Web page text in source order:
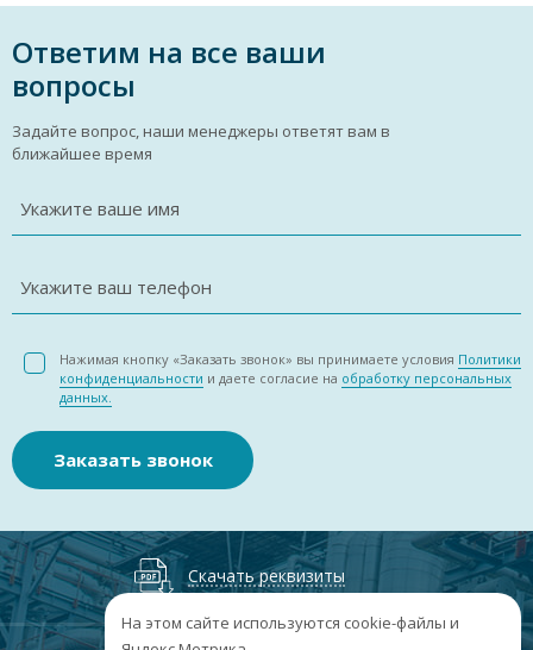
Ответим на все ваши
вопросы
Задайте вопрос, наши менеджеры ответят вам в
ближайшее время
Укажите ваше имя
Укажите ваш телефон
Нажимая кнопку «Заказать звонок» вы принимаете условия Политики
конфиденциальности и даете согласие на обработку персональных
данных.
Заказать звонок
Скачать реквизиты
На этом сайте используются cookie-файлы и